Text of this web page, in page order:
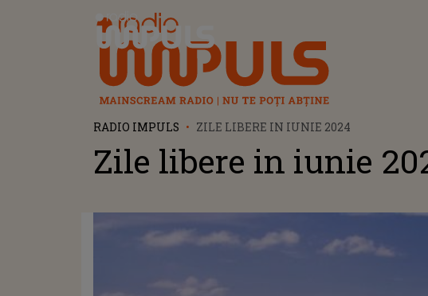
Radio Impuls
RADIO IMPULS ZILE LIBERE IN IUNIE 2024
Zile libere in iunie